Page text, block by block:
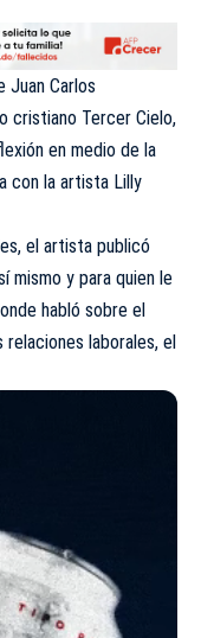
Juan Carlos
cristiano Tercer Cielo,
en medio de la
con la artista Lilly
el artista publicó
mismo y para quien le
habló sobre el
relaciones laborales, el